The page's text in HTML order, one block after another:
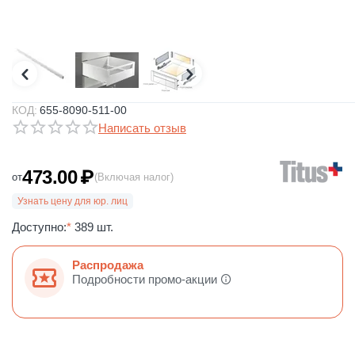
КОД: 655-8090-511-00
Написать отзыв
от473.00₽(Включая налог)
Узнать цену для юр. лиц
Доступно:* 389 шт.
Распродажа
Подробности промо-акции